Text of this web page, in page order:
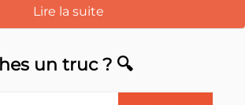
Lire la suite
un truc ? 🔍